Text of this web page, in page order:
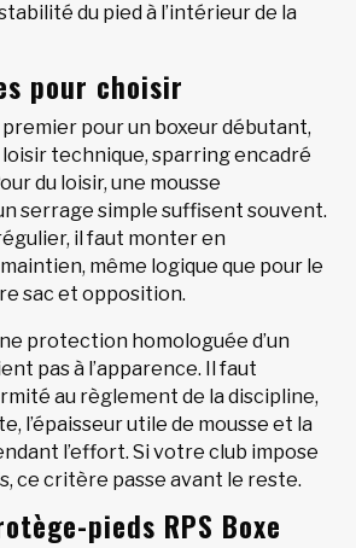
du pied à l’intérieur de la
pour choisir
pour un boxeur débutant,
loisir technique, sparring encadré
du loisir, une mousse
serrage simple suffisent souvent.
il faut monter en
même logique que pour le
sac et opposition.
protection homologuée d’un
pas à l’apparence. Il faut
au règlement de la discipline,
l’épaisseur utile de mousse et la
l’effort. Si votre club impose
ce critère passe avant le reste.
pieds RPS Boxe